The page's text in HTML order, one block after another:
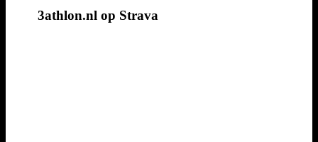
3athlon.nl op Strava